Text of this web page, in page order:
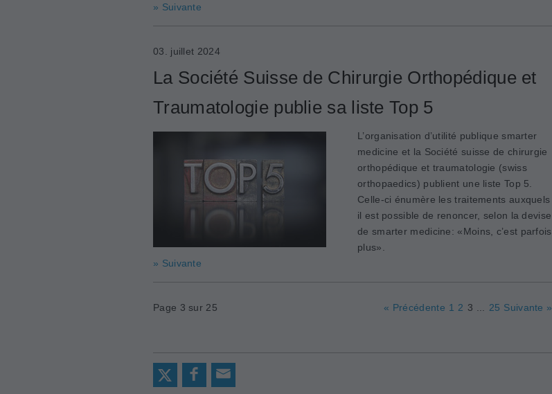
» Suivante
03. juillet 2024
La Société Suisse de Chirurgie Orthopédique et
Traumatologie publie sa liste Top 5
L’organisation d’utilité publique smarter
medicine et la Société suisse de chirurgie
orthopédique et traumatologie (swiss
orthopaedics) publient une liste Top 5.
Celle-ci énumère les traitements auxquels
il est possible de renoncer, selon la devise
de smarter medicine: «Moins, c’est parfois
plus».
» Suivante
Page 3 sur 25 « Précédente 1 2 3 25 Suivante »